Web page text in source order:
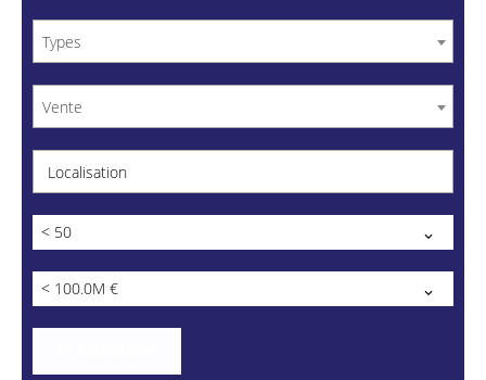
Types
Vente
Localisation
< 50
< 100.0M €